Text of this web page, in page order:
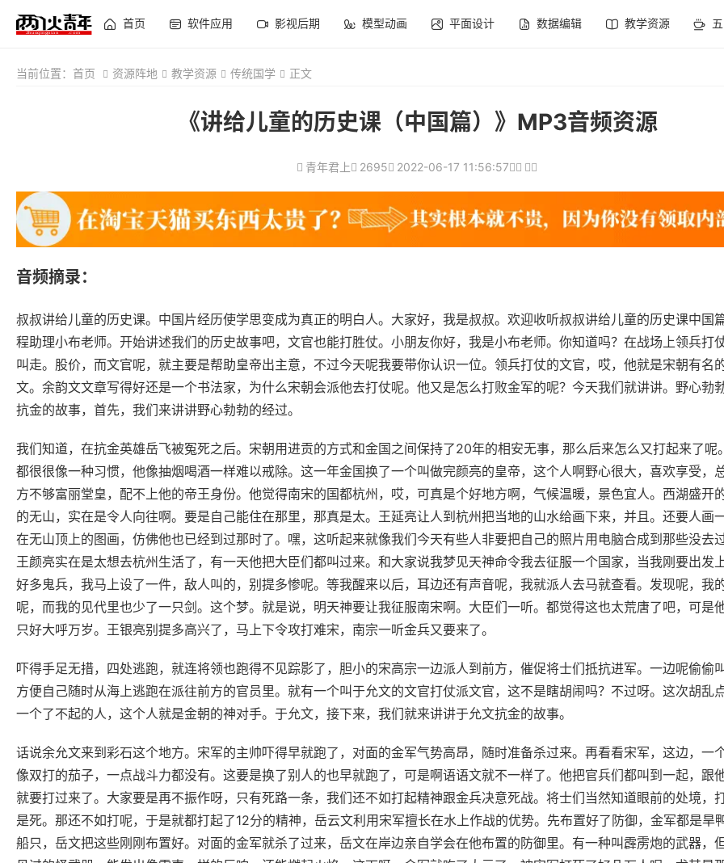
首页 软件应用 影视后期 模型动画 平面设计 数据编辑 教学资源
当前位置： 首页 资源阵地 教学资源 传统国学 正文
《讲给儿童的历史课（中国篇）》MP3音频资源
青年君上 2695 2022-06-17 11:56:57
音频摘录：
叔叔讲给儿童的历史课。中国片经历使学思变成为真正的明白人。大家好，我是叔叔。欢迎收听叔叔讲给儿童的历史课中国
程助理小布老师。开始讲述我们的历史故事吧，文官也能打胜仗。小朋友你好，我是小布老师。你知道吗？在战场上领兵打
叫走。股价，而文官呢，就主要是帮助皇帝出主意，不过今天呢我要带你认识一位。领兵打仗的文官，哎，他就是宋朝有名
文。余韵文文章写得好还是一个书法家，为什么宋朝会派他去打仗呢。他又是怎么打败金军的呢？今天我们就讲讲。野心勃
抗金的故事，首先，我们来讲讲野心勃勃的经过。
我们知道，在抗金英雄岳飞被冤死之后。宋朝用进贡的方式和金国之间保持了20年的相安无事，那么后来怎么又打起来了呢
都很很像一种习惯，他像抽烟喝酒一样难以戒除。这一年金国换了一个叫做完颜亮的皇帝，这个人啊野心很大，喜欢享受，
方不够富丽堂皇，配不上他的帝王身份。他觉得南宋的国都杭州，哎，可真是个好地方啊，气候温暖，景色宜人。西湖盛开
的无山，实在是令人向往啊。要是自己能住在那里，那真是太。王延亮让人到杭州把当地的山水给画下来，并且。还要人画
在无山顶上的图画，仿佛他也已经到过那时了。嘿，这听起来就像我们今天有些人非要把自己的照片用电脑合成到那些没去
王颜亮实在是太想去杭州生活了，有一天他把大臣们都叫过来。和大家说我梦见天神命令我去征服一个国家，当我刚要出发
好多鬼兵，我马上设了一件，敌人叫的，别提多惨呢。等我醒来以后，耳边还有声音呢，我就派人去马就查看。发现呢，我
呢，而我的见代里也少了一只剑。这个梦。就是说，明天神要让我征服南宋啊。大臣们一听。都觉得这也太荒唐了吧，可是
只好大呼万岁。王银亮别提多高兴了，马上下令攻打难宋，南宗一听金兵又要来了。
吓得手足无措，四处逃跑，就连将领也跑得不见踪影了，胆小的宋高宗一边派人到前方，催促将士们抵抗进军。一边呢偷偷
方便自己随时从海上逃跑在派往前方的官员里。就有一个叫于允文的文官打仗派文官，这不是瞎胡闹吗？不过呀。这次胡乱
一个了不起的人，这个人就是金朝的神对手。于允文，接下来，我们就来讲讲于允文抗金的故事。
话说余允文来到彩石这个地方。宋军的主帅吓得早就跑了，对面的金军气势高昂，随时准备杀过来。再看看宋军，这边，一
像双打的茄子，一点战斗力都没有。这要是换了别人的也早就跑了，可是啊语语文就不一样了。他把官兵们都叫到一起，跟
就要打过来了。大家要是再不振作呀，只有死路一条，我们还不如打起精神跟金兵决意死战。将士们当然知道眼前的处境，
是死。那还不如打呢，于是就都打起了12分的精神，岳云文利用宋军擅长在水上作战的优势。先布置好了防御，金军都是旱
船只，岳文把这些刚刚布置好。对面的金军就杀了过来，岳文在岸边亲自学会在他布置的防御里。有一种叫霹雳炮的武器，